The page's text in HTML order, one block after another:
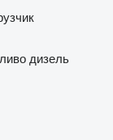
дизель